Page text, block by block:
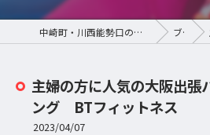
中崎町・川西能勢口のパーソナルジムなら | BTフィットネス ブログ
主婦の方に人気の大阪出張
ング BTフィットネス
2023/04/07